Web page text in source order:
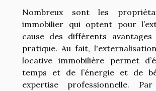
Nombreux sont les
immobilier qui optent pour
cause des différents
pratique. Au fait,
locative immobilière permet
temps et de l’énergie et de
expertise professionnelle.